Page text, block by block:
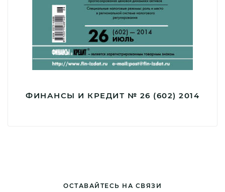
ФИНАНСЫ И КРЕДИТ № 26 (602) 2014
ОСТАВАЙТЕСЬ НА СВЯЗИ